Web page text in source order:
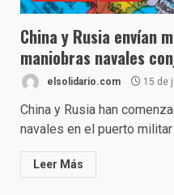
China y Rusia envían
maniobras navales
elsolidario.com 15 de
China y Rusia han
navales en el puerto
Leer Más